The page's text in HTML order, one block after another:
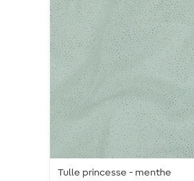
Tulle princesse - menthe